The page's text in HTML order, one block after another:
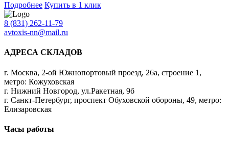
Подробнее Купить в 1 клик
8 (831) 262-11-79
avtoxis-nn@mail.ru
АДРЕСА СКЛАДОВ
г. Москва, 2-ой Южнопортовый проезд, 26а, строение 1,
метро: Кожуховская
г. Нижний Новгород, ул.Ракетная, 9б
г. Санкт-Петербург, проспект Обуховской обороны, 49, метро:
Елизаровская
Часы работы